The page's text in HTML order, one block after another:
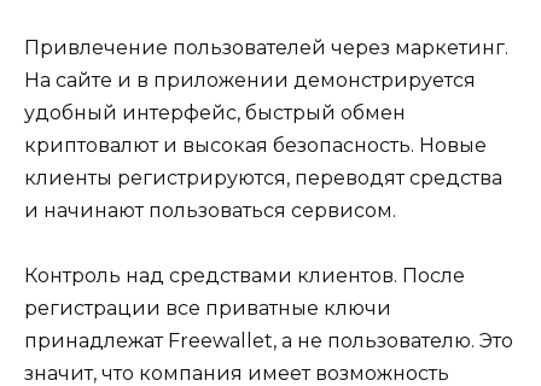
Привлечение пользователей через маркетинг.
На сайте и в приложении демонстрируется
удобный интерфейс, быстрый обмен
криптовалют и высокая безопасность. Новые
клиенты регистрируются, переводят средства
и начинают пользоваться сервисом.
Контроль над средствами клиентов. После
регистрации все приватные ключи
принадлежат Freewallet, а не пользователю. Это
значит, что компания имеет возможность